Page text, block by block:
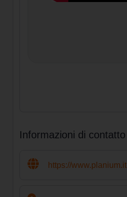
Informazioni di contatto
https://www.planium.it